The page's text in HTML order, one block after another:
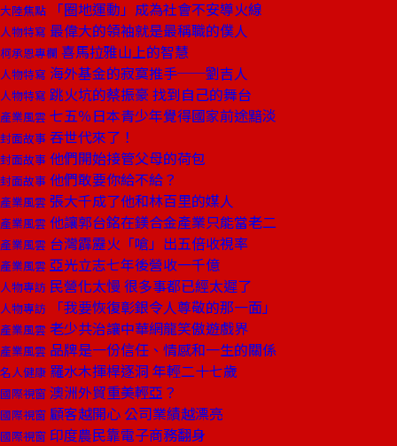
大陸焦點 「圈地運動」成為社會不安導火線
人物特寫 最偉大的領袖就是最稱職的僕人
柯承恩專欄 喜馬拉雅山上的智慧
人物特寫 海外基金的寂寞推手──劉吉人
人物特寫 跳火坑的蔡振豪 找到自己的舞台
產業風雲 七五％日本青少年覺得國家前途黯淡
封面故事 吞世代來了！
封面故事 他們開始接管父母的荷包
封面故事 他們敢要你給不給？
產業風雲 張大千成了他和林百里的媒人
產業風雲 他讓郭台銘在鎂合金產業只能當老二
產業風雲 台灣霹靂火「嗆」出五倍收視率
產業風雲 亞光立志七年後營收一千億
人物專訪 民營化太慢 很多事都已經太遲了
人物專訪 「我要恢復彰銀令人尊敬的那一面」
產業風雲 老少共治讓中華網龍笑傲遊戲界
產業風雲 品牌是一份信任、情感和一生的關係
名人健康 羅水木揮桿逐洞 年輕二十七歲
國際視窗 澳洲外貿重美輕亞？
國際視窗 顧客越開心 公司業績越漂亮
國際視窗 印度農民靠電子商務翻身